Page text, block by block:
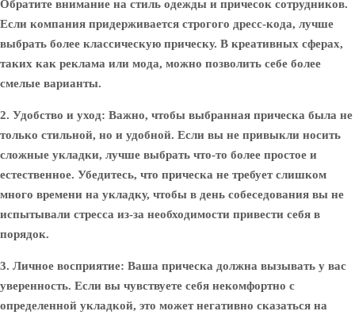
Обратите внимание на стиль одежды и причесок сотрудников.
Если компания придерживается строгого дресс-кода, лучше
выбрать более классическую прическу. В креативных сферах,
таких как реклама или мода, можно позволить себе более
смелые варианты.
2. Удобство и уход: Важно, чтобы выбранная прическа была не
только стильной, но и удобной. Если вы не привыкли носить
сложные укладки, лучше выбрать что-то более простое и
естественное. Убедитесь, что прическа не требует слишком
много времени на укладку, чтобы в день собеседования вы не
испытывали стресса из-за необходимости привести себя в
порядок.
3. Личное восприятие: Ваша прическа должна вызывать у вас
уверенность. Если вы чувствуете себя некомфортно с
определенной укладкой, это может негативно сказаться на